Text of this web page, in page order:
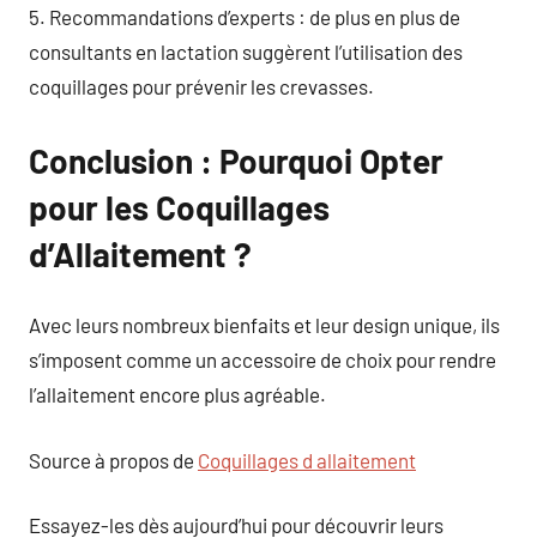
5. Recommandations d’experts : de plus en plus de
consultants en lactation suggèrent l’utilisation des
coquillages pour prévenir les crevasses.
Conclusion : Pourquoi Opter
pour les Coquillages
d’Allaitement ?
Avec leurs nombreux bienfaits et leur design unique, ils
s’imposent comme un accessoire de choix pour rendre
l’allaitement encore plus agréable.
Source à propos de Coquillages d allaitement
Essayez-les dès aujourd’hui pour découvrir leurs